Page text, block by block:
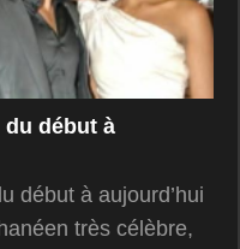
du début à
début à aujourd’hui
très célèbre,